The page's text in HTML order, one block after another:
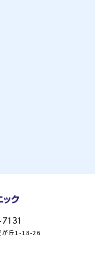
が丘1-18-26